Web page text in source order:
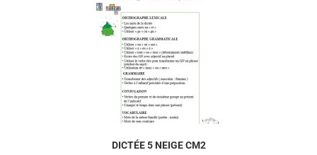
DICTÉE 5 NEIGE CM2